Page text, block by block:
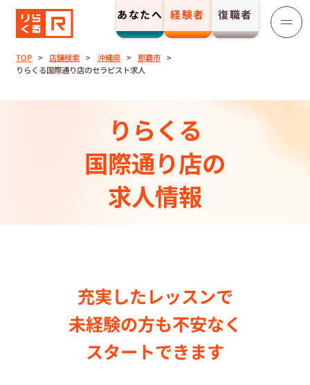
あなたへ 経験者 復職者
りらくる
セラピスト募集
セラピストストーリー⼀覧
収⼊とサポート
トレーニングセンター一覧
セラピスト募集中の店舗検索
TOP 店舗検索 沖縄県
那覇市
りらくる国際通り店のセラピスト求人
りらくる
国際通り店の
求人情報
充実したレッスンで
未経験の⽅も不安なく
スタートできます